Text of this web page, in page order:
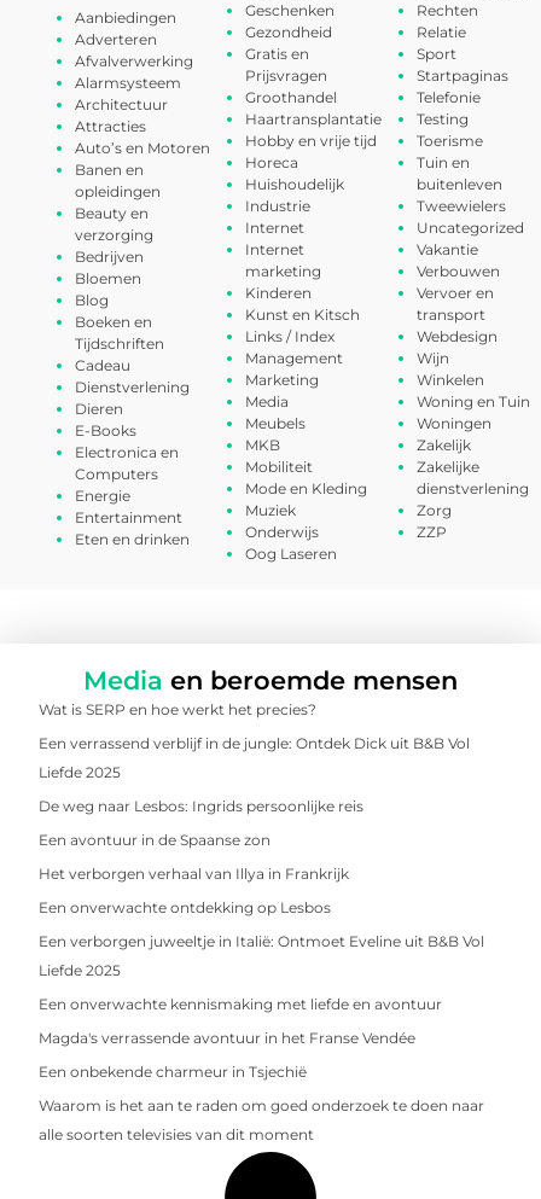
Aanbiedingen
Adverteren
Afvalverwerking
Alarmsysteem
Architectuur
Attracties
Auto’s en Motoren
Banen en
opleidingen
Beauty en
verzorging
Bedrijven
Bloemen
Blog
Boeken en
Tijdschriften
Cadeau
Dienstverlening
Dieren
E-Books
Electronica en
Computers
Energie
Entertainment
Eten en drinken
Geschenken
Gezondheid
Gratis en
Prijsvragen
Groothandel
Haartransplantatie
Hobby en vrije tijd
Horeca
Huishoudelijk
Industrie
Internet
Internet
marketing
Kinderen
Kunst en Kitsch
Links / Index
Management
Marketing
Media
Meubels
MKB
Mobiliteit
Mode en Kleding
Muziek
Onderwijs
Oog Laseren
Rechten
Relatie
Sport
Startpaginas
Telefonie
Testing
Toerisme
Tuin en
buitenleven
Tweewielers
Uncategorized
Vakantie
Verbouwen
Vervoer en
transport
Webdesign
Wijn
Winkelen
Woning en Tuin
Woningen
Zakelijk
Zakelijke
dienstverlening
Zorg
ZZP
Media en beroemde mensen
Wat is SERP en hoe werkt het precies?
Een verrassend verblijf in de jungle: Ontdek Dick uit B&B Vol
Liefde 2025
De weg naar Lesbos: Ingrids persoonlijke reis
Een avontuur in de Spaanse zon
Het verborgen verhaal van Illya in Frankrijk
Een onverwachte ontdekking op Lesbos
Een verborgen juweeltje in Italië: Ontmoet Eveline uit B&B Vol
Liefde 2025
Een onverwachte kennismaking met liefde en avontuur
Magda's verrassende avontuur in het Franse Vendée
Een onbekende charmeur in Tsjechië
Waarom is het aan te raden om goed onderzoek te doen naar
alle soorten televisies van dit moment